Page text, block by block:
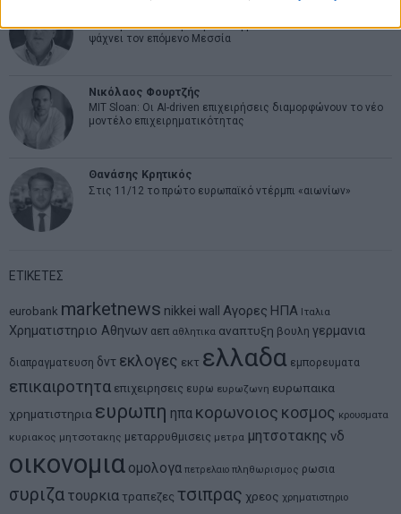
Από την αποθέωση στην καταγγελία: Η Ελλάδα πάντα
ψάχνει τον επόμενο Μεσσία
Νικόλαος Φουρτζής
MIT Sloan: Οι AI-driven επιχειρήσεις διαμορφώνουν το νέο
μοντέλο επιχειρηματικότητας
Θανάσης Κρητικός
Στις 11/12 το πρώτο ευρωπαϊκό ντέρμπι «αιωνίων»
ΕΤΙΚΕΤΕΣ
eurobank marketnews nikkei wall Αγορες ΗΠΑ Ιταλια
Χρηματιστηριο Αθηνων αεπ αθλητικα αναπτυξη βουλη γερμανια
διαπραγματευση δντ εκλογες εκτ ελλαδα εμπορευματα
επικαιροτητα επιχειρησεις ευρω ευρωζωνη ευρωπαικα
χρηματιστηρια ευρωπη ηπα κορωνοιος κοσμος κρουσματα
κυριακος μητσοτακης μεταρρυθμισεις μετρα μητσοτακης νδ
οικονομια ομολογα πετρελαιο πληθωρισμος ρωσια
συριζα τουρκια τραπεζες τσιπρας χρεος χρηματιστηριο